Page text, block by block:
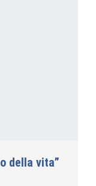
della vita”